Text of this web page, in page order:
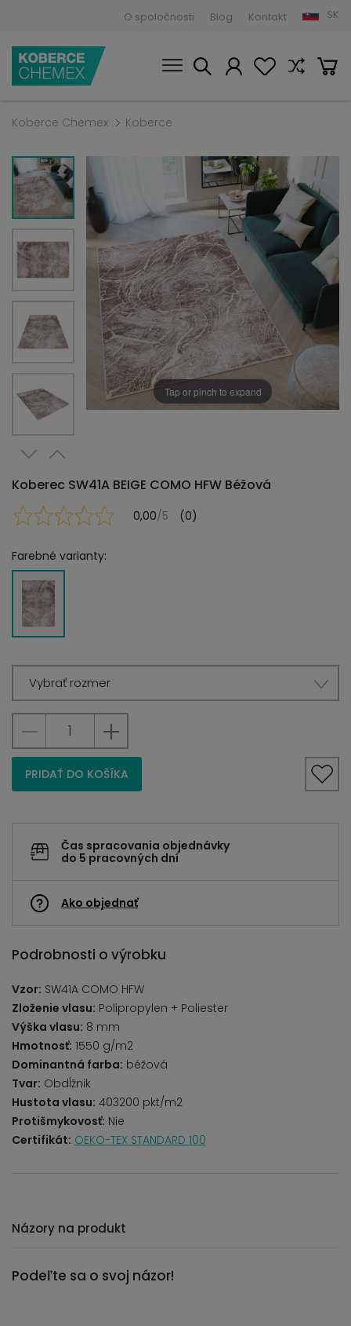
O spoločnosti Blog Kontakt SK
Koberce Chemex Koberce
Tap or pinch to expand
Koberec SW41A BEIGE COMO HFW Béžová
0,00/5 (0)
Farebné varianty:
Vybrať rozmer
PRIDAŤ DO KOŠÍKA
Čas spracovania objednávky
do 5 pracovných dní
Ako objednať
Podrobnosti o výrobku
Vzor: SW41A COMO HFW
Zloženie vlasu: Polipropylen + Poliester
Výška vlasu: 8 mm
Hmotnosť: 1550 g/m2
Dominantná farba: béžová
Tvar: Obdĺžnik
Hustota vlasu: 403200 pkt/m2
Protišmykovosť: Nie
Certifikát: OEKO-TEX STANDARD 100
Názory na produkt
Podeľte sa o svoj názor!